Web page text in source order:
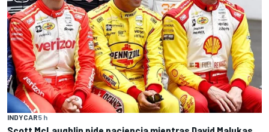
INDYCAR5 h